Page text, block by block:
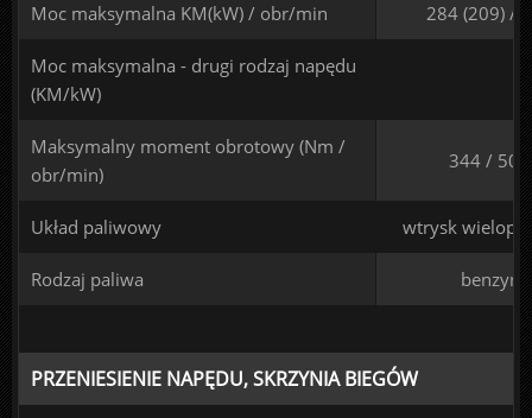
Moc maksymalna KM(kW) / obr/min 284 (209) /
Moc maksymalna - drugi rodzaj napędu
(KM/kW)
Maksymalny moment obrotowy (Nm /
obr/min)
344 /
Układ paliwowy wtrysk
Rodzaj paliwa benzyna
PRZENIESIENIE NAPĘDU, SKRZYNIA BIEGÓW